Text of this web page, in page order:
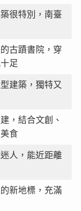
很特別，南臺
古蹟書院，穿
足
建築，獨特又
，結合文創、
食
人，能近距離
新地標，充滿